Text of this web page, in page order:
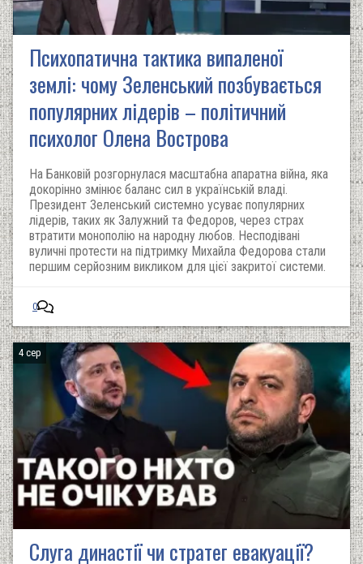
Психопатична тактика випаленої
землі: чому Зеленський позбувається
популярних лідерів – політичний
психолог Олена Вострова
На Банковій розгорнулася масштабна апаратна війна, яка
докорінно змінює баланс сил в українській владі.
Президент Зеленський системно усуває популярних
лідерів, таких як Залужний та Федоров, через страх
втратити монополію на народну любов. Несподівані
вуличні протести на підтримку Михайла Федорова стали
першим серйозним викликом для цієї закритої системи.
0
4 сер
Слуга династії чи стратег евакуації?